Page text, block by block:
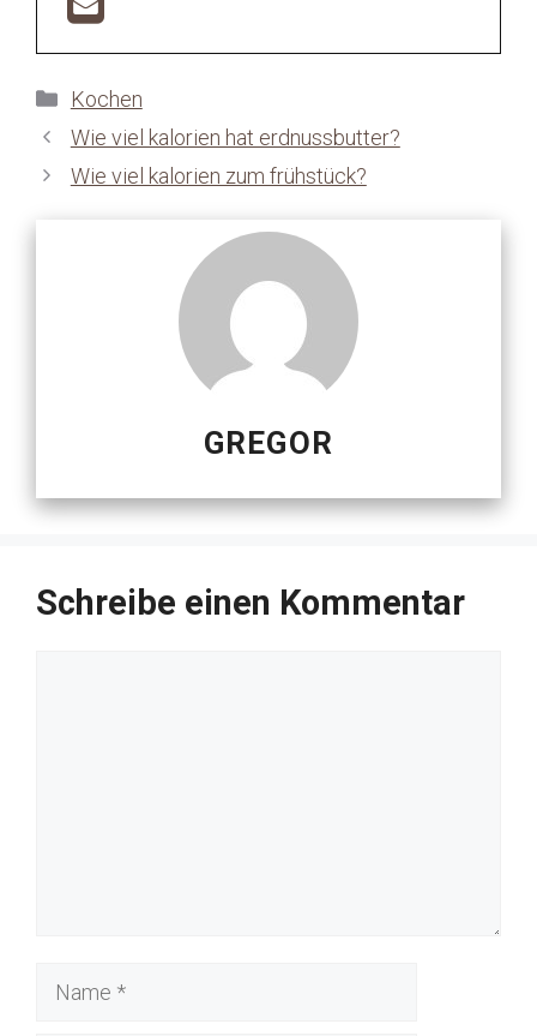
Kategorien
Kochen
Wie viel kalorien hat erdnussbutter?
Wie viel kalorien zum frühstück?
GREGOR
Schreibe einen Kommentar
Name